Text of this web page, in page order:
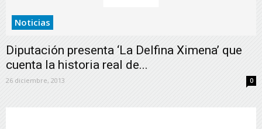
Noticias
Diputación presenta ‘La Delfina Ximena’ que
cuenta la historia real de...
26 diciembre, 2013 0